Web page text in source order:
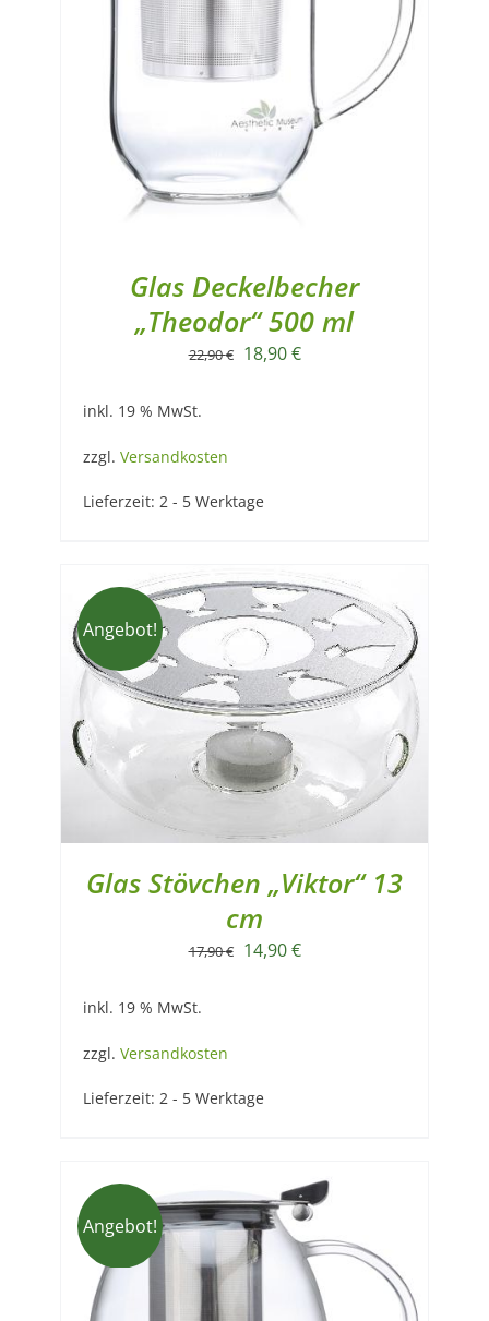
Glas Deckelbecher
„Theodor“ 500 ml
22,90€ Ursprünglicher
18,90€Aktueller
inkl. 19 % MwSt.
zzgl. Versandkosten
Lieferzeit: 2 - 5 Werktage
Angebot!
Glas Stövchen „Viktor“ 13
cm
17,90€ Ursprünglicher
14,90€Aktueller
inkl. 19 % MwSt.
zzgl. Versandkosten
Lieferzeit: 2 - 5 Werktage
Angebot!